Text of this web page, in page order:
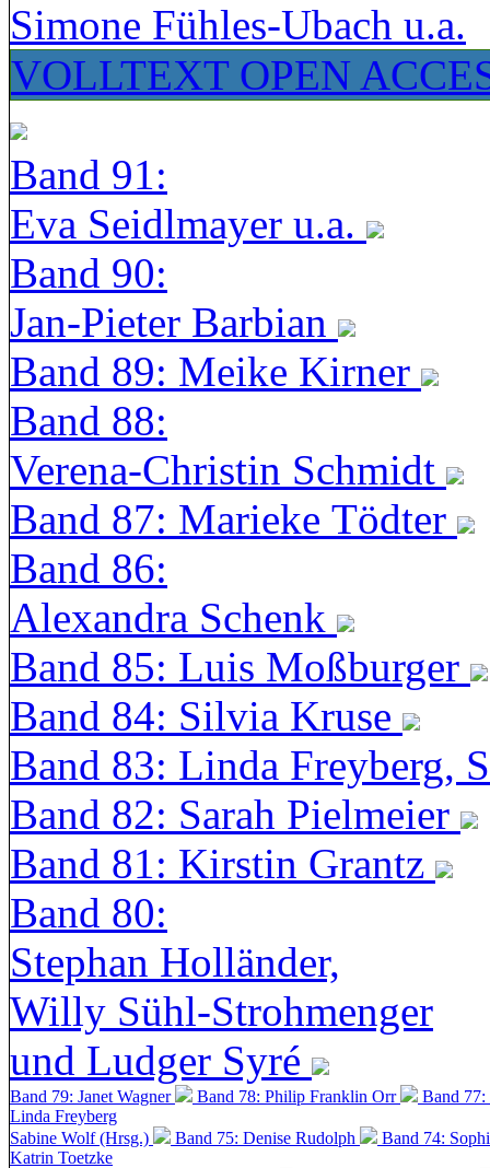
Simone Fühles-Ubach u.a.
VOLLTEXT OPEN
Band 91:
Eva Seidlmayer u.a.
Band 90:
Jan-Pieter Barbian
Band 89: Meike Kirner
Band 88:
Verena-Christin Schmidt
Band 87: Marieke Tödter
Band 86:
Alexandra Schenk
Band 85: Luis Moßburger
Band 84: Silvia Kruse
Band 83: Linda Freyberg,
Band 82: Sarah Pielmeier
Band 81: Kirstin Grantz
Band 80:
Stephan Holländer,
Willy Sühl-Strohmenger
und Ludger Syré
Band 79: Janet Wagner Band 78: Philip Franklin Orr
Band
Linda Freyberg
Sabine Wolf (Hrsg.)
Band 75: Denise Rudolph
Band 74:
Katrin Toetzke